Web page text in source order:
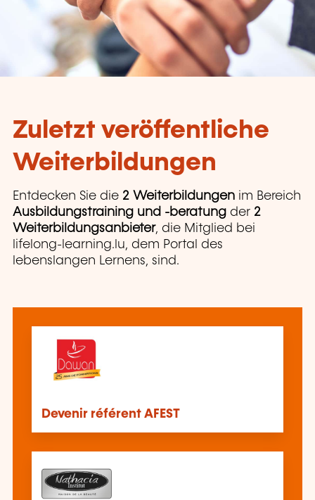
Zuletzt veröffentliche
Weiterbildungen
Entdecken Sie die 2 Weiterbildungen im Bereich
Ausbildungstraining und -beratung der 2
Weiterbildungsanbieter, die Mitglied bei
lifelong-learning.lu, dem Portal des
lebenslangen Lernens, sind.
Devenir référent AFEST